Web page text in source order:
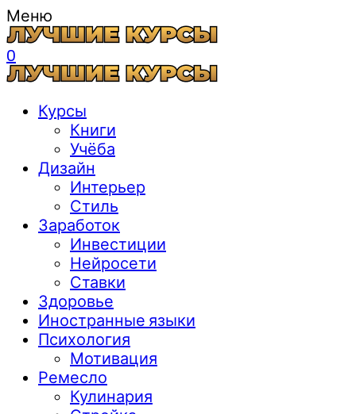
Меню
0
Курсы
Книги
Учёба
Дизайн
Интерьер
Стиль
Заработок
Инвестиции
Нейросети
Ставки
Здоровье
Иностранные языки
Психология
Мотивация
Ремесло
Кулинария